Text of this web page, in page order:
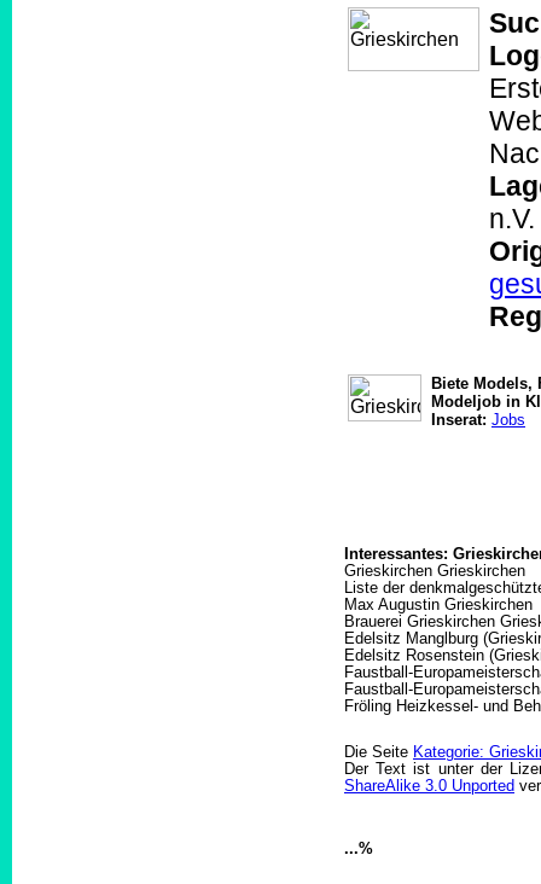
Biete Models,
Modeljob in
Inserat: Jobs
Interessantes:
Grieskirchen Grieskirchen
Liste der
Max Augustin Grieskirchen
Brauerei Grieskirchen
Edelsitz Manglburg
Edelsitz Rosenstein
Faustball-
Faustball-
Fröling Heizkessel- und
Die Seite Kategorie:
Der Text ist unter der
ShareAlike 3.0 Unported
...%